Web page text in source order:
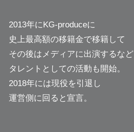
2013年にKG-produceに
史上最高額の移籍金で移籍して
その後はメディアに出演するなど
タレントとしての活動も開始。
2018年には現役を引退し
運営側に回ると宣言。